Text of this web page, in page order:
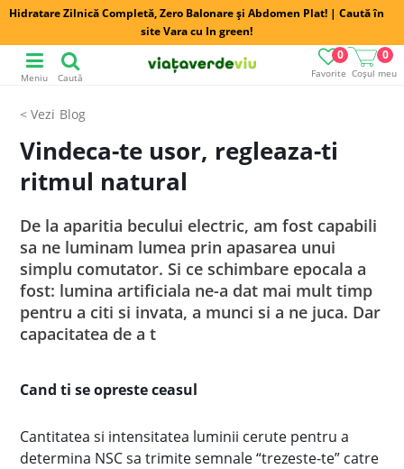
Hidratare Zilnică Completă, Zero Balonare și Abdomen Plat! | Caută în
site Vara cu In green!
Favorite
0
Coșul meu
0
Meniu Caută
Blog
Vindeca-te usor, regleaza-ti
ritmul natural
De la aparitia becului electric, am fost capabili
sa ne luminam lumea prin apasarea unui
simplu comutator. Si ce schimbare epocala a
fost: lumina artificiala ne-a dat mai mult timp
pentru a citi si invata, a munci si a ne juca. Dar
capacitatea de a t
Cand ti se opreste ceasul
Cantitatea si intensitatea luminii cerute pentru a
determina NSC sa trimite semnale “trezeste-te” catre